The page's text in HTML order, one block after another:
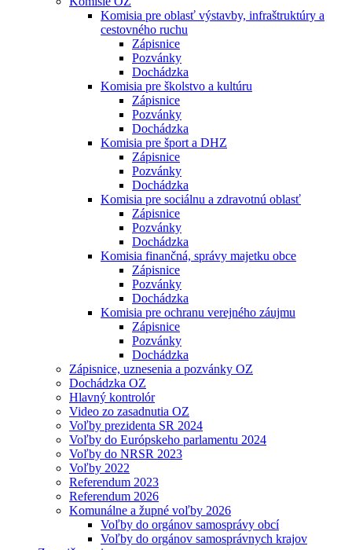
Komisia pre oblasť výstavby, infraštruktúry a
cestovného ruchu
Zápisnice
Pozvánky
Dochádzka
Komisia pre školstvo a kultúru
Zápisnice
Pozvánky
Dochádzka
Komisia pre šport a DHZ
Zápisnice
Pozvánky
Dochádzka
Komisia pre sociálnu a zdravotnú oblasť
Zápisnice
Pozvánky
Dochádzka
Komisia finančná, správy majetku obce
Zápisnice
Pozvánky
Dochádzka
Komisia pre ochranu verejného záujmu
Zápisnice
Pozvánky
Dochádzka
Zápisnice, uznesenia a pozvánky OZ
Dochádzka OZ
Hlavný kontrolór
Video zo zasadnutia OZ
Voľby prezidenta SR 2024
Voľby do Európskeho parlamentu 2024
Voľby do NRSR 2023
Voľby 2022
Referendum 2023
Referendum 2026
Komunálne a župné voľby 2026
Voľby do orgánov samosprávy obcí
Voľby do orgánov samosprávnych krajov